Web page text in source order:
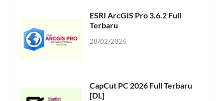
ESRI ArcGIS Pro 3.6.2 Full
Terbaru
28/02/2026
CapCut PC 2026 Full Terbaru
[DL]